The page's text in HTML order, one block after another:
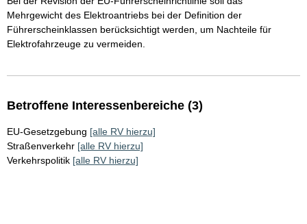
Mehrgewicht des Elektroantriebs bei der Definition der
Führerscheinklassen berücksichtigt werden, um Nachteile für
Elektrofahrzeuge zu vermeiden.
Betroffene Interessenbereiche (3)
EU-Gesetzgebung [alle RV hierzu]
Straßenverkehr [alle RV hierzu]
Verkehrspolitik [alle RV hierzu]